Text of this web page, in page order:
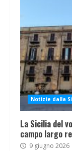
Notizie dalla
La Sicilia del
campo largo
9 giugno 2026